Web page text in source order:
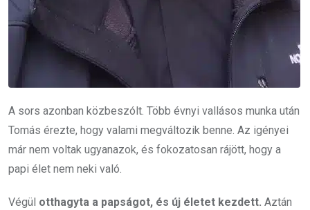
A sors azonban közbeszólt. Több évnyi vallásos munka után
Tomás érezte, hogy valami megváltozik benne. Az igényei
már nem voltak ugyanazok, és fokozatosan rájött, hogy a
papi élet nem neki való.
Végül otthagyta a papságot, és új életet kezdett. Aztán